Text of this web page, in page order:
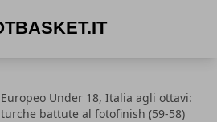
Europeo Under 18, Italia agli ottavi:
turche battute al fotofinish (59-58)